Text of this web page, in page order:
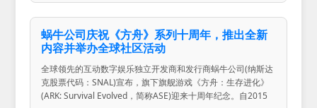
蜗牛公司庆祝《方舟》系列十周年，推出全新
内容并举办全球社区活动
全球领先的互动数字娱乐独立开发商和发行商蜗牛公司(纳斯达
克股票代码：SNAL)宣布，旗下旗舰游戏《方舟：生存进化》
(ARK: Survival Evolved，简称ASE)迎来十周年纪念。自2015